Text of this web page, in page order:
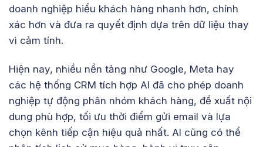
doanh nghiệp hiểu khách hàng nhanh hơn, chính
xác hơn và đưa ra quyết định dựa trên dữ liệu thay
vì cảm tính.
Hiện nay, nhiều nền tảng như Google, Meta hay
các hệ thống CRM tích hợp AI đã cho phép doanh
nghiệp tự động phân nhóm khách hàng, đề xuất nội
dung phù hợp, tối ưu thời điểm gửi email và lựa
chọn kênh tiếp cận hiệu quả nhất. AI cũng có thể